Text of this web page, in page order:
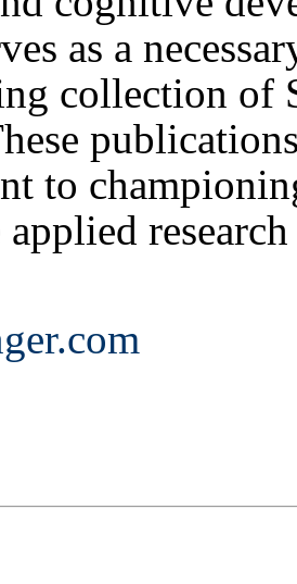
as a
collection of
to